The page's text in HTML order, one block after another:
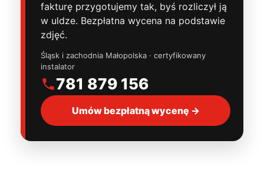
fakturę przygotujemy tak, byś rozliczył ją
w uldze. Bezpłatna wycena na podstawie
zdjęć.
Śląsk i zachodnia Małopolska · certyfikowany
instalator
781 879 156
Umów bezpłatną wycenę →